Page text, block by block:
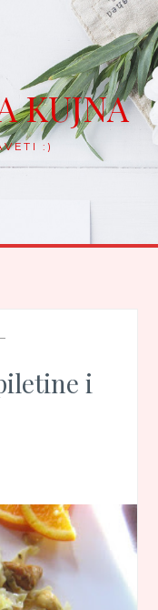
KUJNA
:)
i